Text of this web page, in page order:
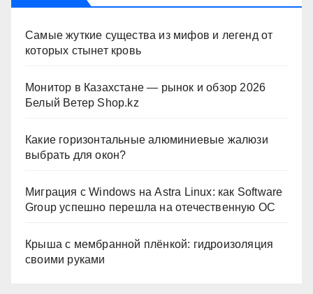
Самые жуткие существа из мифов и легенд от
которых стынет кровь
Монитор в Казахстане — рынок и обзор 2026
Белый Ветер Shop.kz
Какие горизонтальные алюминиевые жалюзи
выбрать для окон?
Миграция с Windows на Astra Linux: как Software
Group успешно перешла на отечественную ОС
Крыша с мембранной плёнкой: гидроизоляция
своими руками